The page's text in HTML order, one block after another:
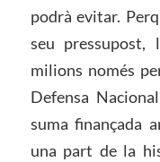
podrà evitar.
seu
milions només
Defensa
suma finançada
una part de la